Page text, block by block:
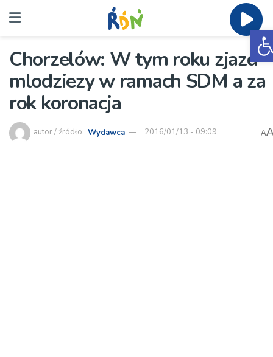
Chorzelów: W tym roku zjazd
mlodziezy w ramach SDM a za
rok koronacja
autor / źródło: Wydawca 2016/01/13 - 09:09 A